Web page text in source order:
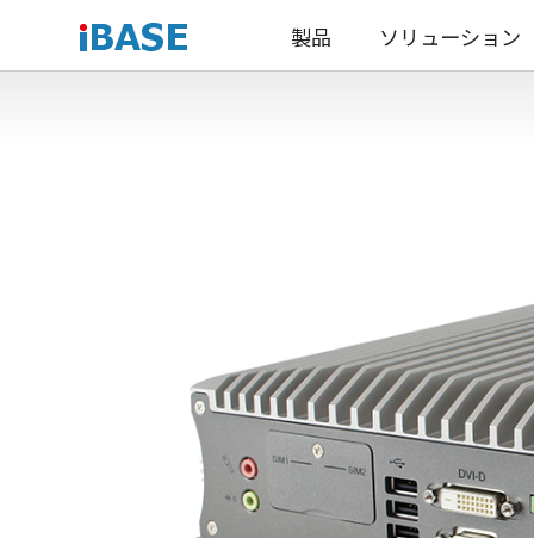
製品 ソリューション